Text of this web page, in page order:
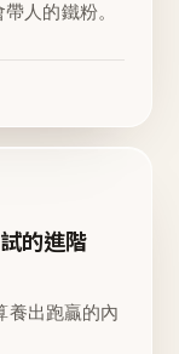
人的鐵粉。
的進階
養出跑贏的內